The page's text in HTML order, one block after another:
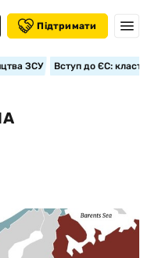
Підтримати
ЗСУ Вступ до ЄС: